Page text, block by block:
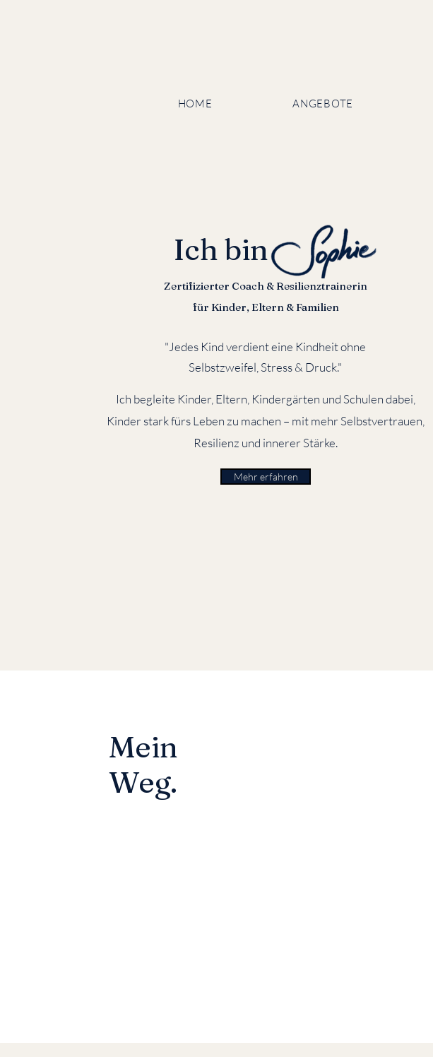
HOME ANGEBOTE
Ich bin
Zertifizierter Coach & Resilienztrainerin
für Kinder, Eltern & Familien
"Jedes Kind verdient eine Kindheit ohne
Selbstzweifel, Stress & Druck."
Ich begleite Kinder, Eltern, Kindergärten und Schulen dabei,
Kinder stark fürs Leben zu machen – mit mehr Selbstvertrauen,
Resilienz und innerer Stärke.
Mehr erfahren
Mein
Weg.